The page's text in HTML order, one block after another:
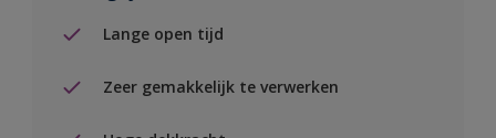
Lange open tijd
Zeer gemakkelijk te verwerken